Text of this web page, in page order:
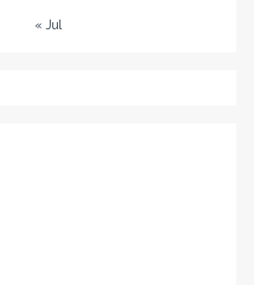
« Jul